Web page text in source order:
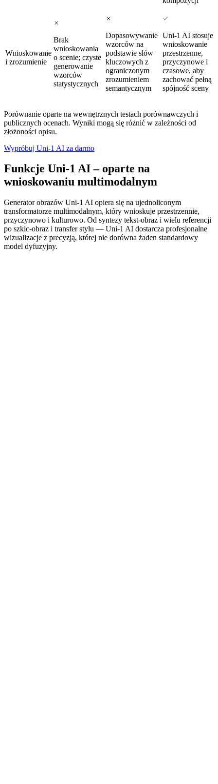
Wnioskowanie
i zrozumienie
Brak
wnioskowania
o scenie; czyste
generowanie
wzorców
statystycznych
Dopasowywanie
wzorców na
podstawie słów
kluczowych z
ograniczonym
zrozumieniem
semantycznym
Uni-1 AI stosuje
wnioskowanie
przestrzenne,
przyczynowe i
czasowe, aby
zachować pełną
spójność sceny
Porównanie oparte na wewnętrznych testach porównawczych i
publicznych ocenach. Wyniki mogą się różnić w zależności od
złożoności opisu.
Wypróbuj Uni-1 AI za darmo
Funkcje Uni-1 AI – oparte na
wnioskowaniu multimodalnym
Generator obrazów Uni-1 AI opiera się na ujednoliconym
transformatorze multimodalnym, który wnioskuje przestrzennie,
przyczynowo i kulturowo. Od syntezy tekst-obraz i wielu referencji
po szkic-obraz i transfer stylu — Uni-1 AI dostarcza profesjonalne
wizualizacje z precyzją, której nie dorówna żaden standardowy
model dyfuzyjny.